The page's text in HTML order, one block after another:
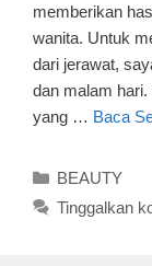
memberikan
wanita. Untuk
dari jerawat,
dan malam
yang … Baca
Kategori
BEAUTY
Tinggalkan